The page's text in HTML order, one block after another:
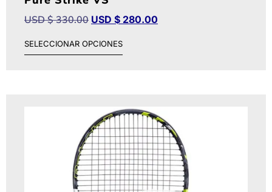
USD $330.00 USD $ 280.00
SELECCIONAR OPCIONES